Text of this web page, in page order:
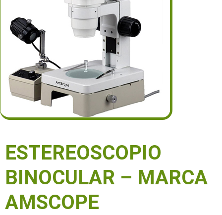
ESTEREOSCOPIO
BINOCULAR – MARCA
AMSCOPE